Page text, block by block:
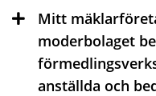
Mitt
moderbolaget
anställda och